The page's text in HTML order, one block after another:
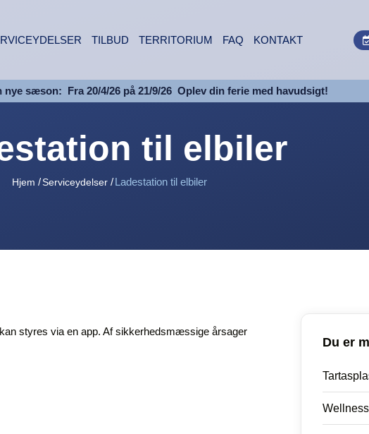
TILBUD TERRITORIUM FAQ KONTAKT
nye sæson: Fra 20/4/26 på 21/9/26 Oplev din ferie med havudsigt!
til elbiler
Hjem Serviceydelser Ladestation til elbiler
styres via en app. Af sikkerhedsmæssige årsager
Du er